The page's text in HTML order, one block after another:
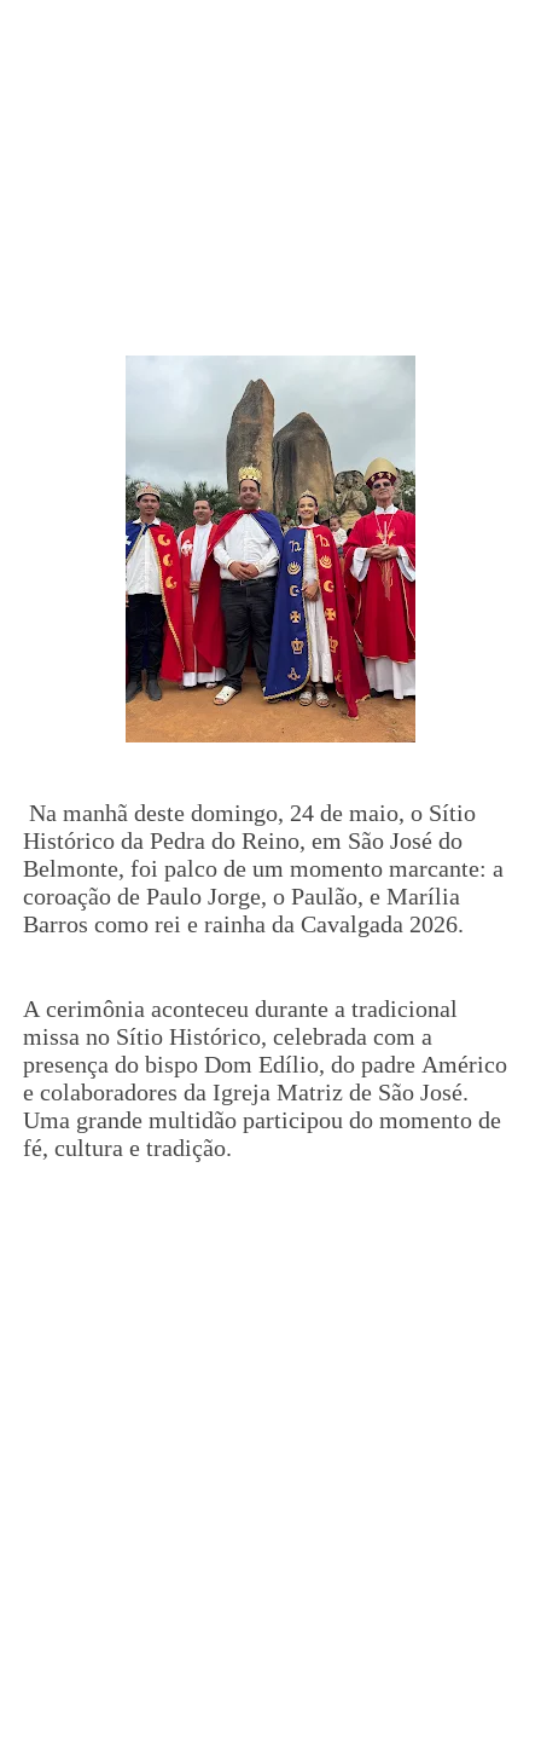
Na manhã deste domingo, 24 de maio, o Sítio
Histórico da Pedra do Reino, em São José do
Belmonte, foi palco de um momento marcante: a
coroação de Paulo Jorge, o Paulão, e Marília
Barros como rei e rainha da Cavalgada 2026.
A cerimônia aconteceu durante a tradicional
missa no Sítio Histórico, celebrada com a
presença do bispo Dom Edílio, do padre Américo
e colaboradores da Igreja Matriz de São José.
Uma grande multidão participou do momento de
fé, cultura e tradição.